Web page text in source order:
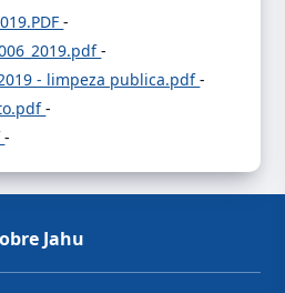
-
-
- limpeza publica.pdf-
-
-
Jahu